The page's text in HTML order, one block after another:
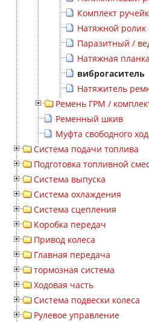
Комплект
Натяжной
Паразитный /
Натяжная планка
виброгаситель
Натяжитель
Ремень ГРМ /
Ременный шкив
Муфта свободного
Система подачи топлива
Подготовка топливной
Система выпуска
Система охлаждения
Система сцепления
Коробка передач
Привод колеса
Главная передача
тормозная система
Ходовая часть
Система подвески колеса
Рулевое управление